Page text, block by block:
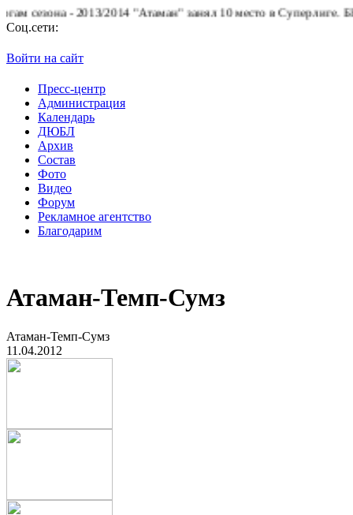
- 2013/2014 "Атаман" занял 10 место в Суперлиге.БК
Соц.сети:
Войти на сайт
Пресс-центр
Администрация
Календарь
ДЮБЛ
Архив
Состав
Фото
Видео
Форум
Рекламное агентство
Благодарим
Атаман-Темп-Сумз
Атаман-Темп-Сумз
11.04.2012